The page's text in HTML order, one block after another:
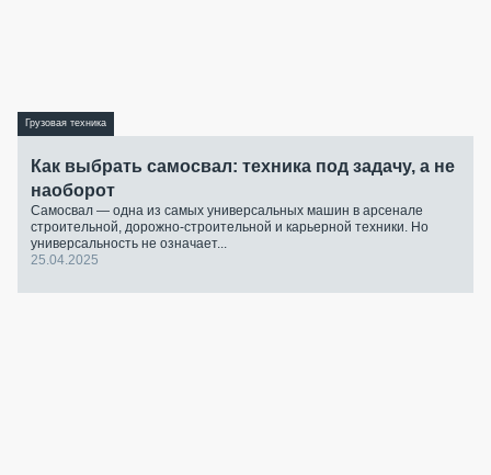
Грузовая техника
Как выбрать самосвал: техника под задачу, а не
наоборот
Самосвал — одна из самых универсальных машин в арсенале
строительной, дорожно-строительной и карьерной техники. Но
универсальность не означает...
25.04.2025